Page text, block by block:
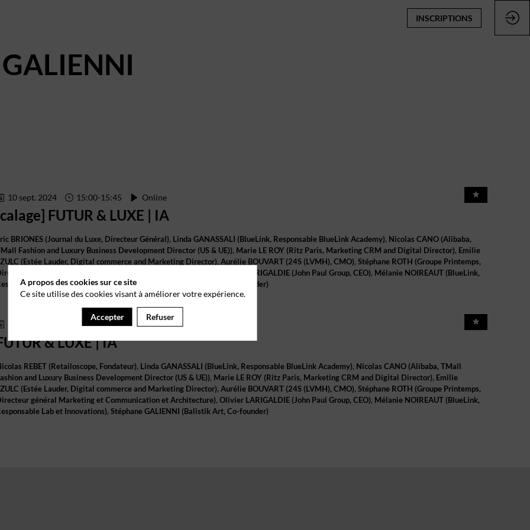
INSCRIPTIONS
GALIENNI
10 sept. 2024 15:00-15:45 Online
FUTUR & LUXE | IA
BRIONES (Journal du Luxe, Directeur Général) Linda GANASSALI (BlueLink, Responsable BlueLink Academy) Nicolas CANO (Alibaba,
Fashion and Luxury Business Development Director (US & UE)) Marie LE ROY (Ritz Paris, Marketing CRM and Digital Director) Emilie
(Estée Lauder, Digital commerce and Marketing Director) Aurélie BOUVART (24S (LVMH), CMO) Stéphane ROTH (Groupe Printemps,
général Marketing et Communication et Architecture
LARIGALDIE (John Paul Group, CEO) Mélanie NOIREAUT (BlueLink,
Lab et Innovations) Stéphane Co-founder)
16:00-18:00 Online
& LUXE | IA
REBET (Retailoscope, Fondateur) Linda GANASSALI (BlueLink, Responsable BlueLink Academy) Nicolas CANO (Alibaba, TMall
and Luxury Business Development Director (US & UE)) Marie LE ROY (Ritz Paris, Marketing CRM and Digital Director) Emilie
(Estée Lauder, Digital commerce and Marketing Director) Aurélie BOUVART (24S (LVMH), CMO) Stéphane ROTH (Groupe Printemps,
général Marketing et Communication et Architecture) Olivier LARIGALDIE (John Paul Group, CEO) Mélanie NOIREAUT (BlueLink,
Lab et Innovations) StéphaneGALIENNI (Balistik Art, Co-founder)
A propos des cookies sur ce site
Ce site utilise des cookies visant à améliorer votre expérience.
Accepter Refuser